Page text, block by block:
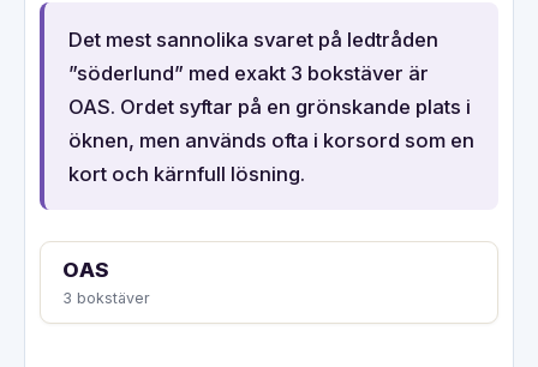
Det mest sannolika svaret på ledtråden
”söderlund” med exakt 3 bokstäver är
OAS. Ordet syftar på en grönskande plats i
öknen, men används ofta i korsord som en
kort och kärnfull lösning.
OAS
3 bokstäver